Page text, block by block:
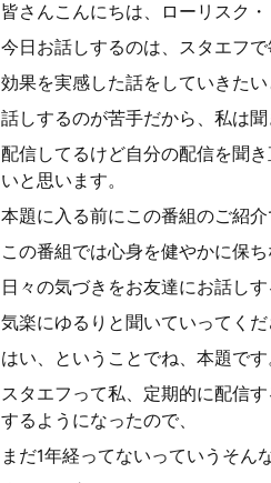
皆さんこんにちは、ローリスク
今日お話しするのは、スタエフ
効果を実感した話をしていきたい
話しするのが苦手だから、私は
配信してるけど自分の配信を聞
いと思います。
本題に入る前にこの番組のご紹介
この番組では心身を健やかに保
日々の気づきをお友達にお話し
気楽にゆるりと聞いていってくだ
はい、ということでね、本題です
スタエフって私、定期的に配信
するようになったので、
まだ1年経ってないっていうそん